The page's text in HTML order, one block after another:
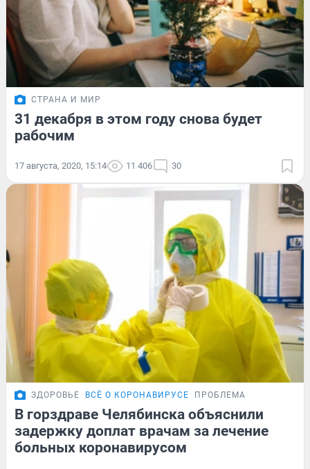
СТРАНА И МИР
31 декабря в этом году снова будет
рабочим
17 августа, 2020, 15:14 11 406 30
ЗДОРОВЬЕ ВСЁ О КОРОНАВИРУСЕ ПРОБЛЕМА
В горздраве Челябинска объяснили
задержку доплат врачам за лечение
больных коронавирусом